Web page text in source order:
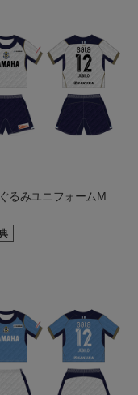
るみユニフォームM